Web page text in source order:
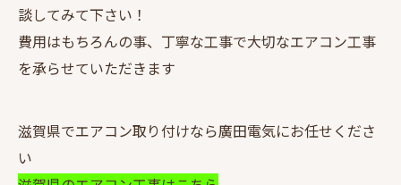
談してみて下さい！
費用はもちろんの事、丁寧な工事で大切なエアコン工事
を承らせていただきます
滋賀県でエアコン取り付けなら廣田電気にお任せくださ
い